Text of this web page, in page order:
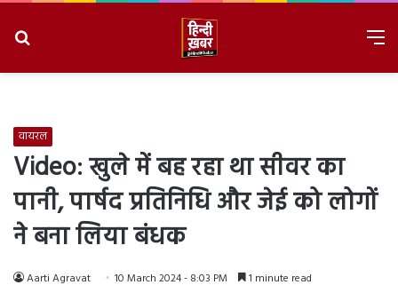
वायरल
Video: खुले में बह रहा था सीवर का
पानी, पार्षद प्रतिनिधि और जेई को लोगों
ने बना लिया बंधक
Aarti Agravat 10 March 2024 - 8:03 PM 1 minute read